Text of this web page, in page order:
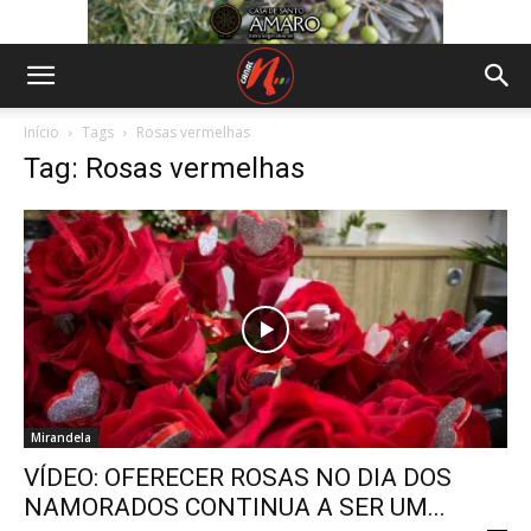
Início Tags Rosas vermelhas
Tag: Rosas vermelhas
Mirandela
VÍDEO: OFERECER ROSAS NO DIA DOS
NAMORADOS CONTINUA A SER UM...